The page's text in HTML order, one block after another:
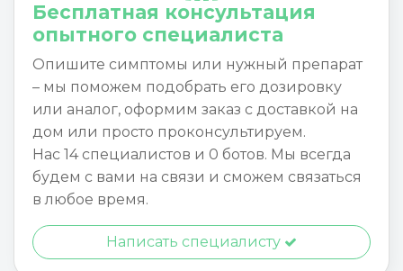
Бесплатная консультация
опытного специалиста
Опишите симптомы или нужный препарат
– мы поможем подобрать его дозировку
или аналог, оформим заказ с доставкой на
дом или просто проконсультируем.
Нас 14 специалистов и 0 ботов. Мы всегда
будем с вами на связи и сможем связаться
в любое время.
Написать специалисту